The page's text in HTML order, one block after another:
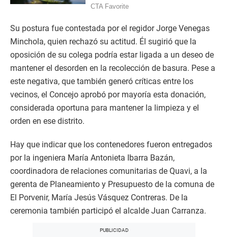
Su postura fue contestada por el regidor Jorge Venegas
Minchola, quien rechazó su actitud. Él sugirió que la
oposición de su colega podría estar ligada a un deseo de
mantener el desorden en la recolección de basura. Pese a
este negativa, que también generó críticas entre los
vecinos, el Concejo aprobó por mayoría esta donación,
considerada oportuna para mantener la limpieza y el
orden en ese distrito.
Hay que indicar que los contenedores fueron entregados
por la ingeniera María Antonieta Ibarra Bazán,
coordinadora de relaciones comunitarias de Quavi, a la
gerenta de Planeamiento y Presupuesto de la comuna de
El Porvenir, María Jesús Vásquez Contreras. De la
ceremonia también participó el alcalde Juan Carranza.